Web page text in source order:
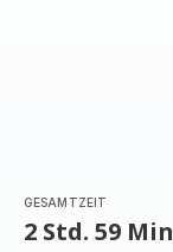
GESAMTZEIT
2 Std. 59